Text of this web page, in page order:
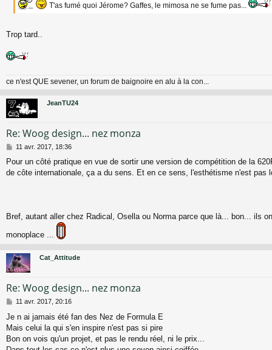
g
T'as fumé quoi Jérome? Gaffes, le mimosa ne se fume pas...
Trop tard..
ce n'est QUE sevener, un forum de baignoire en alu à la con...
JeanTU24
Re: Woog design... nez monza
M
s
s
11 avr. 2017, 18:36
Pour un côté pratique en vue de sortir une version de compétition de la
de côte internationale, ça a du sens. Et en ce sens, l'esthétisme n'est pas
Bref, autant aller chez Radical, Osella ou Norma parce que là... bon... ils
monoplace ...
Cat_Attitude
Re: Woog design... nez monza
M
s
s
a
11 avr. 2017, 20:16
Je n ai jamais été fan des Nez de Formula E
Mais celui la qui s'en inspire n'est pas si pire
Bon on vois qu'un projet, et pas le rendu réel, ni le prix...